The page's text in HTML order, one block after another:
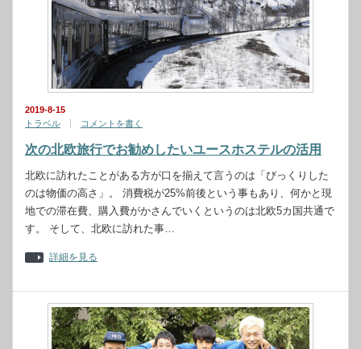
2019-8-15
トラベル
コメントを書く
次の北欧旅行でお勧めしたいユースホステルの活用
北欧に訪れたことがある方が口を揃えて言うのは「びっくりした
のは物価の高さ」。 消費税が25%前後という事もあり、何かと現
地での滞在費、購入費がかさんでいくというのは北欧5カ国共通で
す。 そして、北欧に訪れた事…
詳細を見る